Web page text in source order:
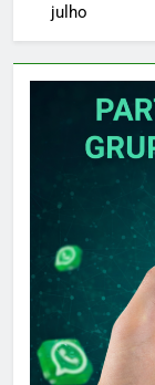
julho